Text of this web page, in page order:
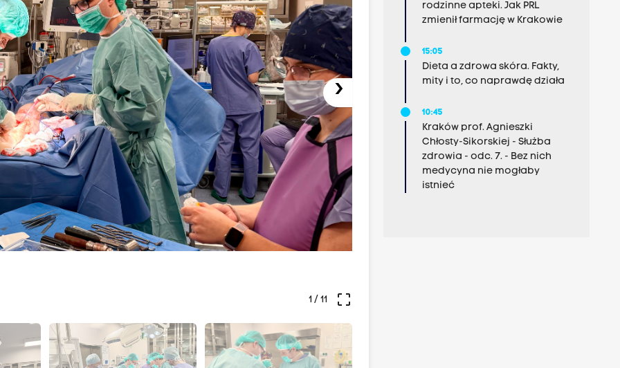
›
crop_free
1/ 11
rodzinne apteki. Jak PRL
zmienił farmację w Krakowie
15:05
Dieta a zdrowa skóra. Fakty,
mity i to, co naprawdę działa
10:45
Kraków prof. Agnieszki
Chłosty-Sikorskiej - Służba
zdrowia - odc. 7. - Bez nich
medycyna nie mogłaby
istnieć